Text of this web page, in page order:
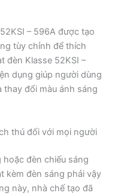
– 596A được tạo
tùy chỉnh để thích
đèn Klasse 52KSI –
dụng giúp người dùng
đổi màu ánh sáng
thú đối với mọi người
đèn chiếu sáng
kèm đèn sáng phải vậy
này, nhà chế tạo đã